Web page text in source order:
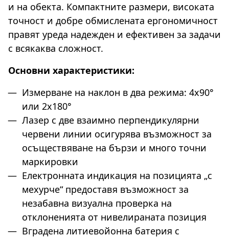
и на обекта. Компактните размери, високата
точност и добре обмислената ергономичност
правят уреда надежден и ефективен за задачи
с всякаква сложност.
Основни характеристики:
Измерване на наклон в два режима: 4x90°
или 2x180°
Лазер с две взаимно перпендикулярни
червени линии осигурява възможност за
осъществяване на бързи и много точни
маркировки
Електронната индикация на позицията „с
мехурче“ предоставя възможност за
незабавна визуална проверка на
отклоненията от нивелираната позиция
Вградена литиевойонна батерия с